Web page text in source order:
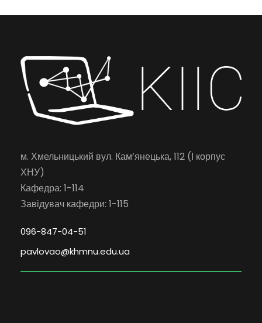
м. Хмельницький вул. Кам’янецька, 112 (І корпус
ХНУ)
Кафедра: 1-114
Завідувач кафедри: 1-115
096-847-04-51
pavlovao@khmnu.edu.ua